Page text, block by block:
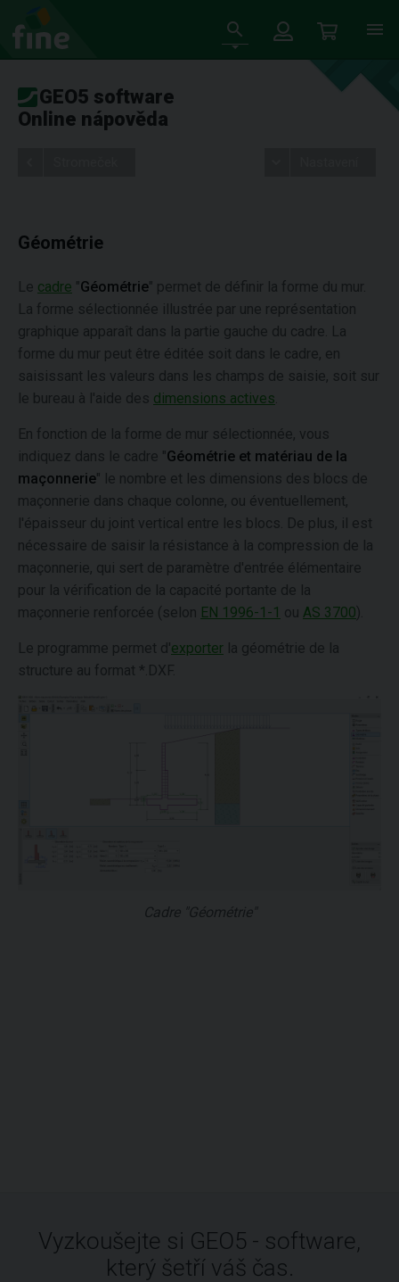
GEO5 software
Online nápověda
Géométrie
Le cadre "Géométrie" permet de définir la forme du mur.
La forme sélectionnée illustrée par une représentation
graphique apparaît dans la partie gauche du cadre. La
forme du mur peut être éditée soit dans le cadre, en
saisissant les valeurs dans les champs de saisie, soit sur
le bureau à l'aide des dimensions actives
En fonction de la forme de mur sélectionnée, vous
indiquez dans le cadre "Géométrie et matériau de la
maçonnerie" le nombre et les dimensions des blocs de
maçonnerie dans chaque colonne, ou éventuellement,
l'épaisseur du joint vertical entre les blocs. De plus, il est
nécessaire de saisir la résistance à la compression de la
maçonnerie, qui sert de paramètre d'entrée élémentaire
pour la vérification de la capacité portante de la
maçonnerie renforcée (selon EN 1996-1-1 ou AS 3700).
Le programme permet d'exporter la géométrie de la
structure au format *.DXF.
Cadre "Géométrie"
Vyzkoušejte si GEO5 - software,
který šetří váš čas.